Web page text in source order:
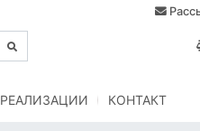
РЕАЛИЗАЦИИ КОНТАКТ